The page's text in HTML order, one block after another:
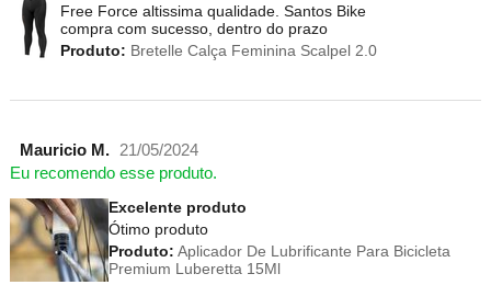
Free Force altissima qualidade. Santos Bike
compra com sucesso, dentro do prazo
Produto: Bretelle Calça Feminina Scalpel 2.0
Mauricio M.
21/05/2024
Eu recomendo esse produto.
Excelente produto
Ótimo produto
Produto: Aplicador De Lubrificante Para Bicicleta
Premium Luberetta 15Ml